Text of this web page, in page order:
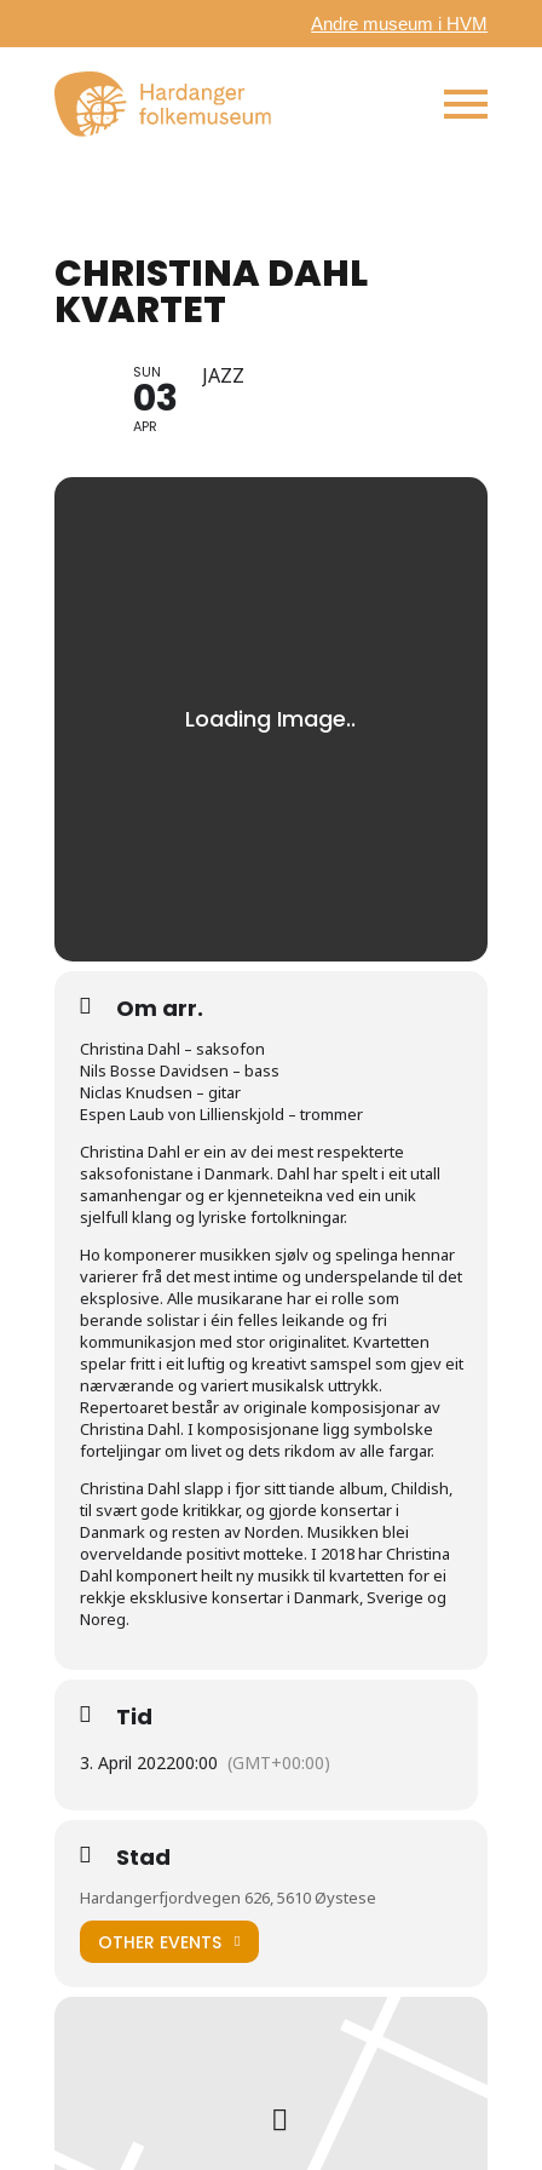
Andre museum i HVM
CHRISTINA DAHL
KVARTET
SUN
03
APR
JAZZ
Om arr.
Christina Dahl – saksofon
Nils Bosse Davidsen – bass
Niclas Knudsen – gitar
Espen Laub von Lillienskjold – trommer
Christina Dahl er ein av dei mest respekterte
saksofonistane i Danmark. Dahl har spelt i eit utall
samanhengar og er kjenneteikna ved ein unik
sjelfull klang og lyriske fortolkningar.
Ho komponerer musikken sjølv og spelinga hennar
varierer frå det mest intime og underspelande til det
eksplosive. Alle musikarane har ei rolle som
berande solistar i éin felles leikande og fri
kommunikasjon med stor originalitet. Kvartetten
spelar fritt i eit luftig og kreativt samspel som gjev eit
nærværande og variert musikalsk uttrykk.
Repertoaret består av originale komposisjonar av
Christina Dahl. I komposisjonane ligg symbolske
forteljingar om livet og dets rikdom av alle fargar.
Christina Dahl slapp i fjor sitt tiande album, Childish,
til svært gode kritikkar, og gjorde konsertar i
Danmark og resten av Norden. Musikken blei
overveldande positivt motteke. I 2018 har Christina
Dahl komponert heilt ny musikk til kvartetten for ei
rekkje eksklusive konsertar i Danmark, Sverige og
Noreg.
Tid
3. April 202200:00 (GMT+00:00)
Stad
Hardangerfjordvegen 626, 5610 Øystese
OTHER EVENTS